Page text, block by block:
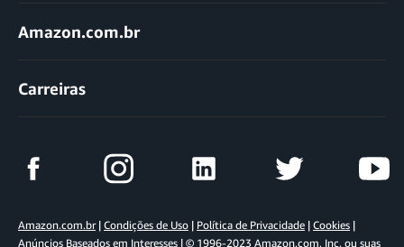
Amazon.com.br
Carreiras
Amazon.com.br| Condições de Uso | Política de Privacidade | Cookies |
Anúncios Baseados em Interesses | © 1996-2023 Amazon.com, Inc. ou suas